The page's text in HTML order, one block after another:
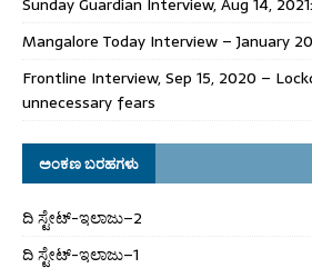
Mangalore Today Interview – January
Frontline Interview, Sep 15, 2020 –
unnecessary fears
ಅಂಕಣ ಬರಹಗಳು
ದಿ ಸ್ಟೇಟ್‌-ಇಲಾಜು–2
ದಿ ಸ್ಟೇಟ್‌-ಇಲಾಜು–1